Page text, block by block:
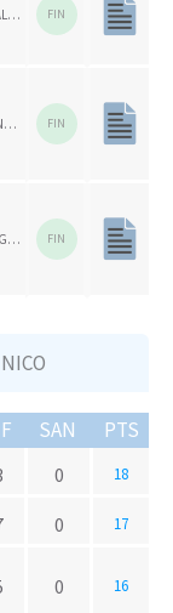
CH XALOC FIN
VALENCIA CH FIN
HONIGVÖGEL FIN
SAN PTS
0 18
0 17
0 16